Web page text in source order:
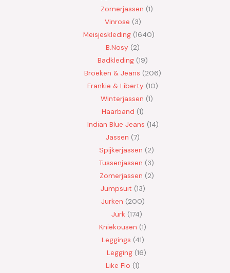
Zomerjassen 1
Vinrose 3
Meisjeskleding 1640
B.Nosy
2
Badkleding 19
Broeken & Jeans
206
Frankie & Liberty 10
Winterjassen 1
Haarband 1
Indian Blue Jeans 14
Jassen 7
Spijkerjassen
2
Tussenjassen
3
Zomerjassen 2
Jumpsuit 13
Jurken 200
Jurk 174
Kniekousen 1
Leggings 41
Legging 16
Like Flo 1